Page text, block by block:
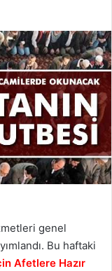
genel
Bu haftaki
Afetlere Hazır